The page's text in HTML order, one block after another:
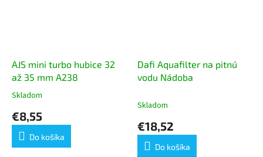
AJS mini turbo hubice 32
až 35 mm A238
Priemerné
produktu
5,0
Skladom
€8,55
Do košíka
Dafi Aquafilter na pitnú
vodu Nádoba
Skladom
€18,52
Do košíka